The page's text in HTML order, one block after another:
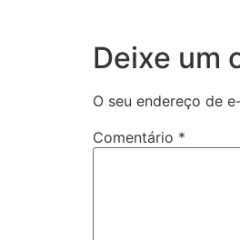
Deixe um
O seu endereço de
Comentário *